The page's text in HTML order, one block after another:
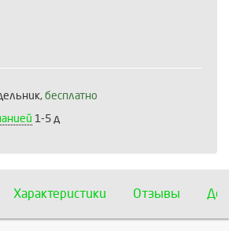
бесплатно
1-5 д
Характеристики Отзывы